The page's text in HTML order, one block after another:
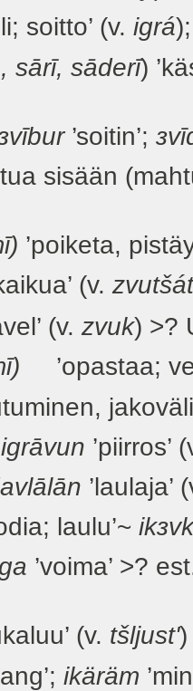
soitto’ (v. igrá
sārī, sāderī)
’soitin’;
sisään
’poiketa,
(v.
(v. zvuk) >?
’opastaa;
igrāvun ’piirros’
’laulaja’
laulu’~
’voima’ >?
(v. tšljust')
ikäräm